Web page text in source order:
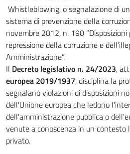
Whistleblowing, o segnalazione di
sistema di prevenzione della
novembre 2012, n. 190
repressione della corruzione e
Amministrazione”.
Il Decreto legislativo n. 24/2023,
europea 2019/1937, disciplina la
segnalano violazioni di disposizioni
dell'Unione europea che ledono
dell'amministrazione pubblica o
venute a conoscenza in un contesto
privato.